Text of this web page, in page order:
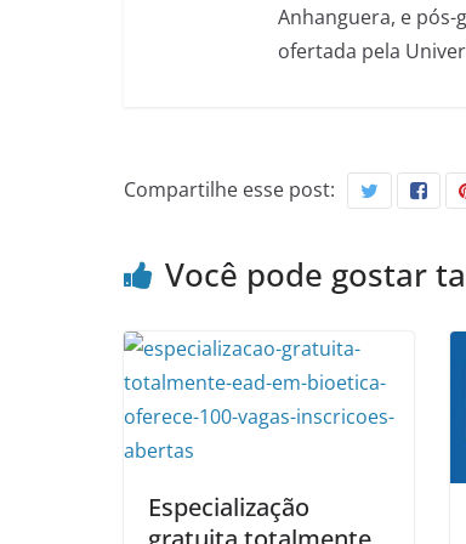
Anhanguera, e pós-
ofertada pela
Compartilhe esse post:
Você pode gostar
Especialização